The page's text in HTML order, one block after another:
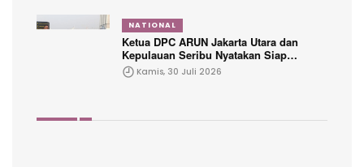
NATIONAL
Ketua DPC ARUN Jakarta Utara dan
Kepulauan Seribu Nyatakan Siap
Dikukuhkan Dalam Waktu Dekat
Kamis, 30 Juli 2026